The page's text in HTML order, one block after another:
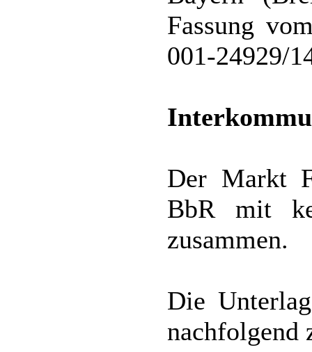
Fassung
001-24929/
Der Markt
BbR mit
zusammen.
Die
nachfolgend